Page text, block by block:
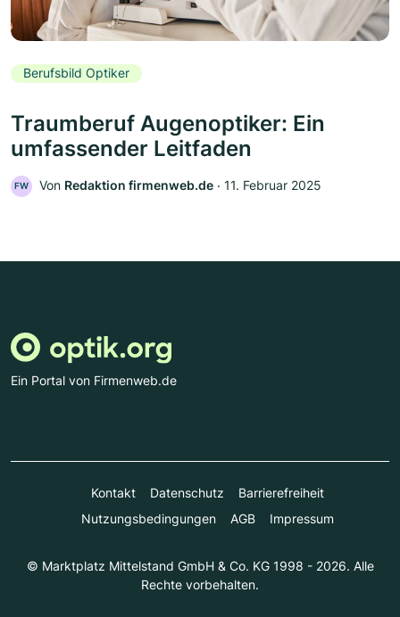
Berufsbild Optiker
Traumberuf Augenoptiker: Ein
umfassender Leitfaden
FW Von Redaktion firmenweb.de ‧ 11. Februar 2025
Ein Portal von Firmenweb.de
Kontakt Datenschutz
Barrierefreiheit
Nutzungsbedingungen
AGB Impressum
© Marktplatz Mittelstand GmbH & Co. KG 1998 - 2026. Alle
Rechte vorbehalten.